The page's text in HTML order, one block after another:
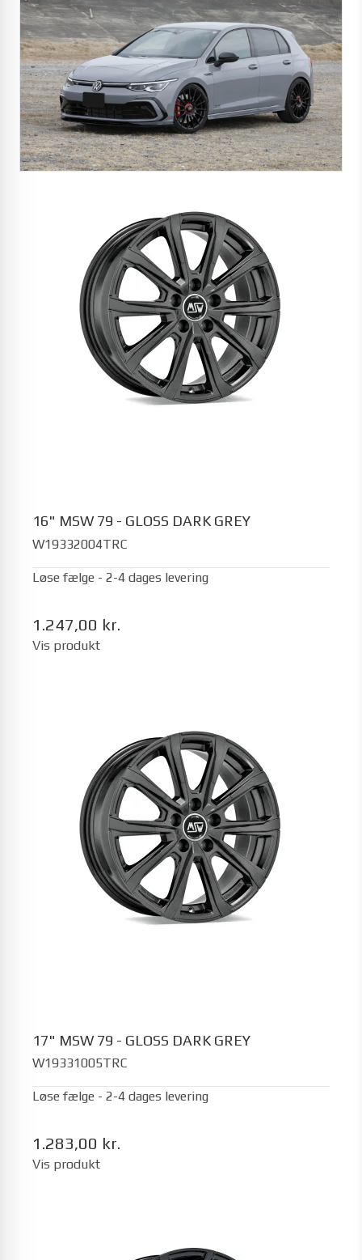
16" MSW 79 - GLOSS DARK GREY
W19332004TRC
Løse fælge - 2-4 dages levering
1.247,00 kr.
Vis produkt
17" MSW 79 - GLOSS DARK GREY
W19331005TRC
Løse fælge - 2-4 dages levering
1.283,00 kr.
Vis produkt